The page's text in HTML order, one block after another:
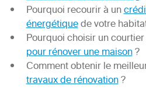
Pourquoi recourir à un
énergétiquede votre
Pourquoi choisir un
pour rénover une maison?
Comment obtenir le
travaux de rénovation?